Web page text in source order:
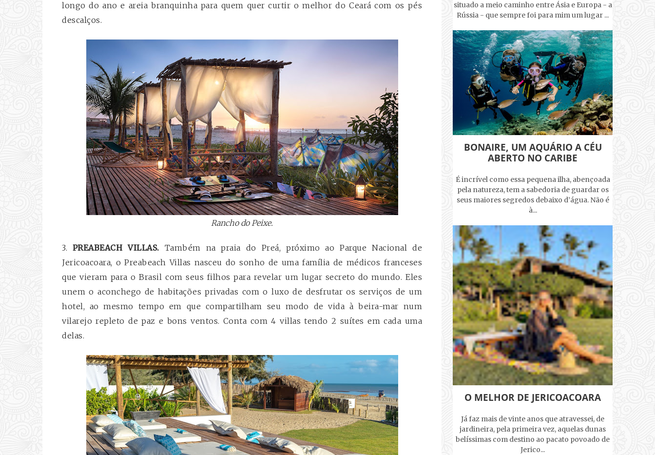
longo do ano e areia branquinha para quem quer curtir o melhor do Ceará com os pés
descalços.
Rancho do Peixe.
3. PREABEACH VILLAS. Também na praia do Preá, próximo ao Parque Nacional de
Jericoacoara, o Preabeach Villas nasceu do sonho de uma família de médicos franceses
que vieram para o Brasil com seus filhos para revelar um lugar secreto do mundo. Eles
unem o aconchego de habitações privadas com o luxo de desfrutar os serviços de um
hotel, ao mesmo tempo em que compartilham seu modo de vida à beira-mar num
vilarejo repleto de paz e bons ventos. Conta com 4 villas tendo 2 suítes em cada uma
delas.
situado a meio caminho entre Ásia e Europa - a
Rússia - que sempre foi para mim um lugar ...
BONAIRE, UM AQUÁRIO A CÉU
ABERTO NO CARIBE
É incrível como essa pequena ilha, abençoada
pela natureza, tem a sabedoria de guardar os
seus maiores segredos debaixo d’água. Não é
à...
O MELHOR DE JERICOACOARA
Já faz mais de vinte anos que atravessei, de
jardineira, pela primeira vez, aquelas dunas
belíssimas com destino ao pacato povoado de
Jerico...